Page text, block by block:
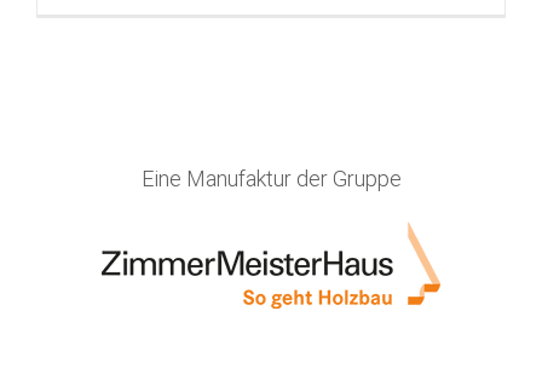
Eine Manufaktur der Gruppe